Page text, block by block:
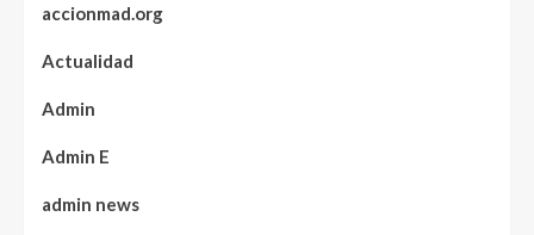
accionmad.org
Actualidad
Admin
Admin E
admin news